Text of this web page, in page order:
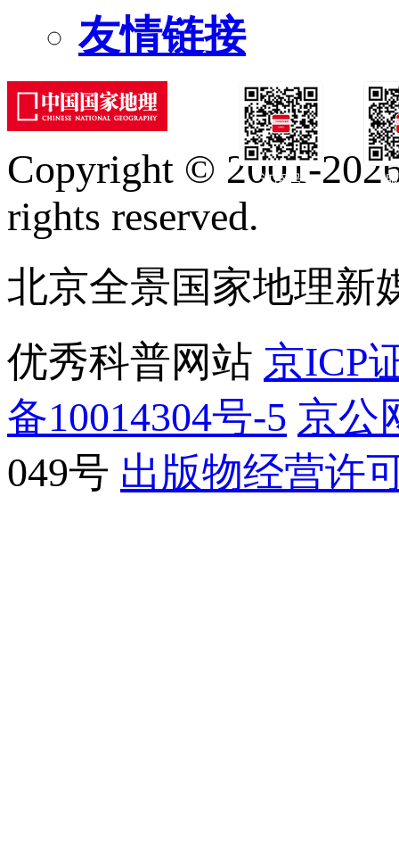
友情链接
订阅号
Copyright © 2001-
rights reserved.
北京全景国家地理新
优秀科普网站 京ICP
备10014304号-5 京公
049号 出版物经营许